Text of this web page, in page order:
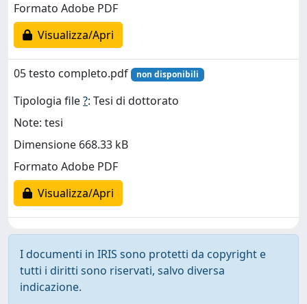
Formato Adobe PDF
Visualizza/Apri
05 testo completo.pdf non disponibili
Tipologia file?: Tesi di dottorato
Note: tesi
Dimensione 668.33 kB
Formato Adobe PDF
Visualizza/Apri
I documenti in IRIS sono protetti da copyright e
tutti i diritti sono riservati, salvo diversa
indicazione.